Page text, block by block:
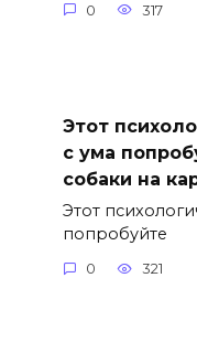
0 317
Этот
с ума
собаки на
Этот
попробуйте
0 321